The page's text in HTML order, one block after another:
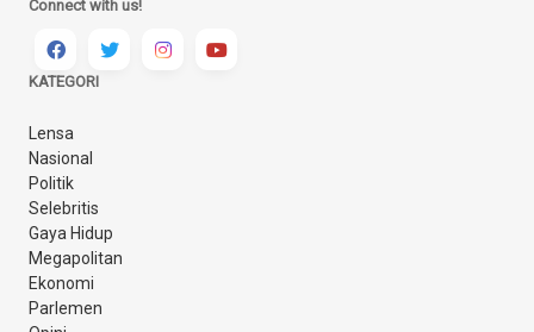
Connect with us!
KATEGORI
Lensa
Nasional
Politik
Selebritis
Gaya Hidup
Megapolitan
Ekonomi
Parlemen